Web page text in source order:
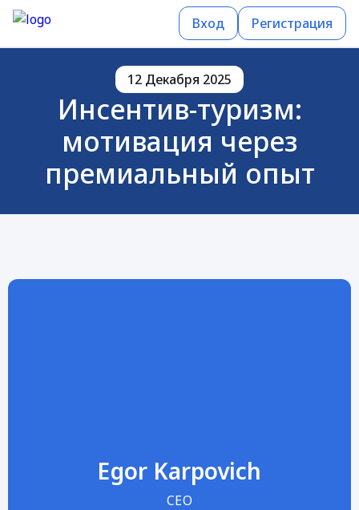
Вход Регистрация
12 Декабря 2025
Инсентив-туризм:
мотивация через
премиальный опыт
Egor Karpovich
CEO